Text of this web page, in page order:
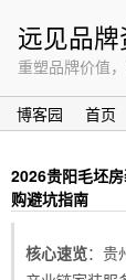
远见品
重塑品牌价值
博客园 首页
2026贵阳毛坯
购避坑指南
核心速览：贵